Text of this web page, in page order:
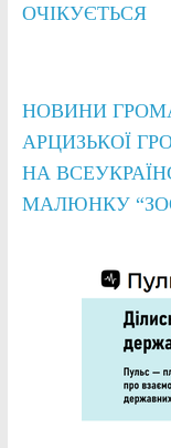
ОЧІКУЄТЬСЯ
НОВИНИ
АРЦИЗЬКОЇ
НА
МАЛЮНКУ